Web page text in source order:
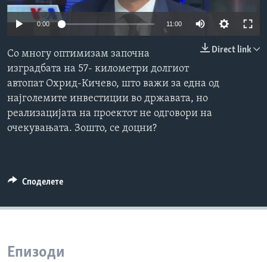
ИНТЕРВЈУА
Јазици
0:00 11:00
Direct link
Со многу оптимизам започна
изградбата на 57- километри долгиот
автопат Охрид-Кичево, што важи за една од
најголемите инвестиции во државата, но
реализацијата на проектот не одговори на
очекувањата. Зошто, се доцни?
Споделете
Епизоди